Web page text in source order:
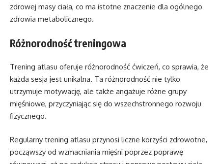
zdrowej masy ciała, co ma istotne znaczenie dla ogólnego
zdrowia metabolicznego.
Różnorodność treningowa
Trening atlasu oferuje różnorodność ćwiczeń, co sprawia, że
każda sesja jest unikalna. Ta różnorodność nie tylko
utrzymuje motywację, ale także angażuje różne grupy
mięśniowe, przyczyniając się do wszechstronnego rozwoju
fizycznego.
Regularny trening atlasu przynosi liczne korzyści zdrowotne,
począwszy od wzmacniania mięśni poprzez poprawę